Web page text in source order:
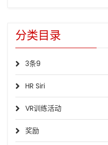
分类目录
3条9
HR Siri
VR训练活动
奖励